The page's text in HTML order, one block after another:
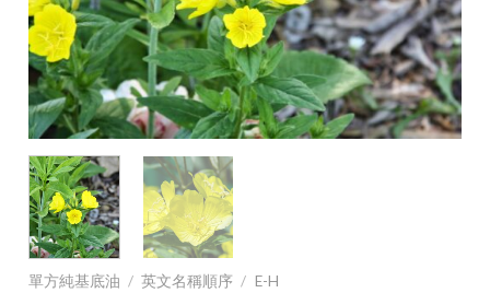
單方純基底油 / 英文名稱順序 / E-H